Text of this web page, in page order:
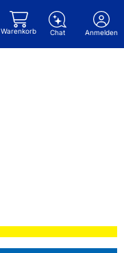
Warenkorb Chat Anmelden